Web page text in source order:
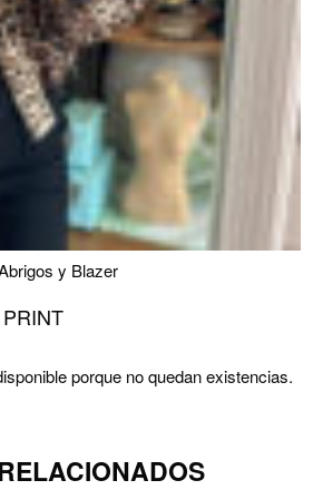
y Blazer
porque no quedan existencias.